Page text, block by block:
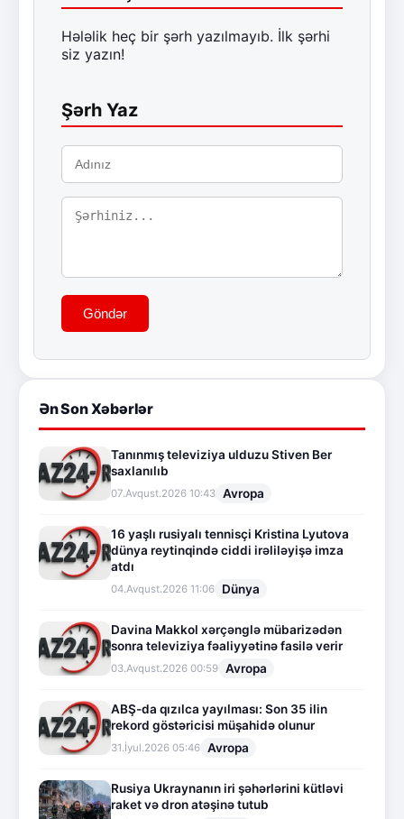
Hələlik heç bir şərh yazılmayıb. İlk şərhi
siz yazın!
Şərh Yaz
Göndər
Ən Son Xəbərlər
Tanınmış televiziya ulduzu Stiven Ber
saxlanılıb
07.Avqust.2026 10:43 Avropa
16 yaşlı rusiyalı tennisçi Kristina Lyutova
dünya reytinqində ciddi irəliləyişə imza
atdı
04.Avqust.2026 11:06 Dünya
Davina Makkol xərçənglə mübarizədən
sonra televiziya fəaliyyətinə fasilə verir
03.Avqust.2026 00:59 Avropa
ABŞ-da qızılca yayılması: Son 35 ilin
rekord göstəricisi müşahidə olunur
31.İyul.2026 05:46 Avropa
Rusiya Ukraynanın iri şəhərlərini kütləvi
raket və dron atəşinə tutub